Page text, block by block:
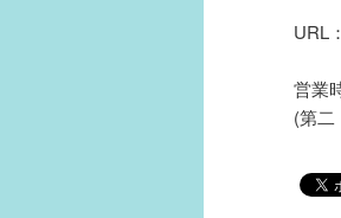
URL：
営業
(第二